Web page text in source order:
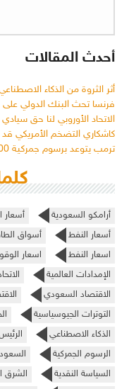
أحدث المقالات
أثر الثروة من الذكاء
فرنسا تحث البنك الدولي
الاتحاد الأوروبي لنا حق
كاشكاري التضخم الأمريكي قد
ترمب يتوعد برسوم جمركية 100% على فارضي الضرائب الرقمية
أرامكو السعودية أسعار
أسعار النفط
أسواق
اسعار النفط
اسعار
الإمدادات العالمية
الاقتصاد السعودي
التوترات الجيوسياسية
الذكاء الاصطناعي
الرسوم الجمركية
السياسة النقدية
الشرق